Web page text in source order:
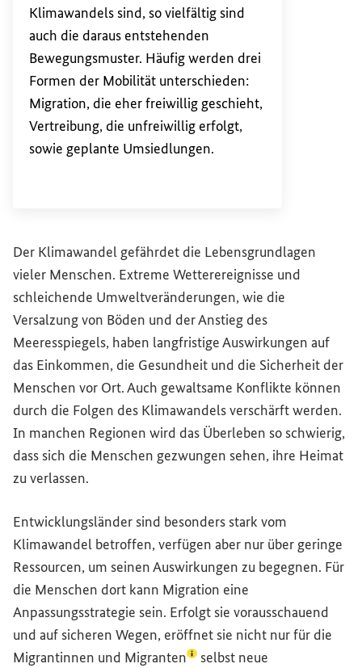
Klimawandels sind, so vielfältig sind
auch die daraus entstehenden
Bewegungsmuster. Häufig werden drei
Formen der Mobilität unterschieden:
Migration, die eher freiwillig geschieht,
Vertreibung, die unfreiwillig erfolgt,
sowie geplante Umsiedlungen.
Der Klimawandel gefährdet die Lebensgrundlagen
vieler Menschen. Extreme Wetterereignisse und
schleichende Umweltveränderungen, wie die
Versalzung von Böden und der Anstieg des
Meeresspiegels, haben langfristige Auswirkungen auf
das Einkommen, die Gesundheit und die Sicherheit der
Menschen vor Ort. Auch gewaltsame Konflikte können
durch die Folgen des Klimawandels verschärft werden.
In manchen Regionen wird das Überleben so schwierig,
dass sich die Menschen gezwungen sehen, ihre Heimat
zu verlassen.
Entwicklungsländer sind besonders stark vom
Klimawandel betroffen, verfügen aber nur über geringe
Ressourcen, um seinen Auswirkungen zu begegnen. Für
die Menschen dort kann Migration eine
Anpassungsstrategie sein. Erfolgt sie vorausschauend
und auf sicheren Wegen, eröffnet sie nicht nur für die
Migrantinnen und Migranten(Lexikon-Eintrag zum
selbst neue